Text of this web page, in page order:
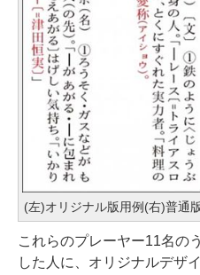
(左)オリジナル版用例(右)普通
これらのプレーヤー11名の
した人に、オリジナルデザ